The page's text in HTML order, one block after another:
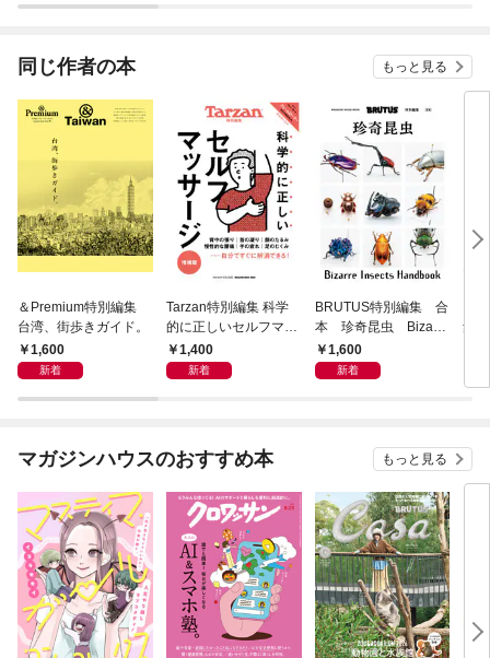
同じ作者の本 もっと見る
＆Premium特別編集
台湾、街歩きガイド。
1,600
新着
Tarzan特別編集 科学
的に正しいセルフマッ
サージ 増補版
1,400
新着
BRUTUS特別編集 合
本 珍奇昆虫 Bizarre
Insects Handbook
1,600
新着
集
マガジンハウスのおすすめ本 もっと見る